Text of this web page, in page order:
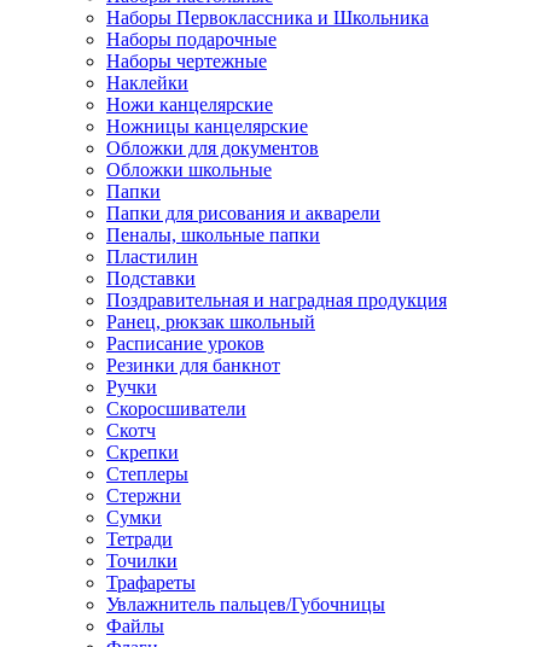
Наборы Первоклассника и Школьника
Наборы подарочные
Наборы чертежные
Наклейки
Ножи канцелярские
Ножницы канцелярские
Обложки для документов
Обложки школьные
Папки
Папки для рисования и акварели
Пеналы, школьные папки
Пластилин
Подставки
Поздравительная и наградная продукция
Ранец, рюкзак школьный
Расписание уроков
Резинки для банкнот
Ручки
Скоросшиватели
Скотч
Скрепки
Степлеры
Стержни
Сумки
Тетради
Точилки
Трафареты
Увлажнитель пальцев/Губочницы
Файлы